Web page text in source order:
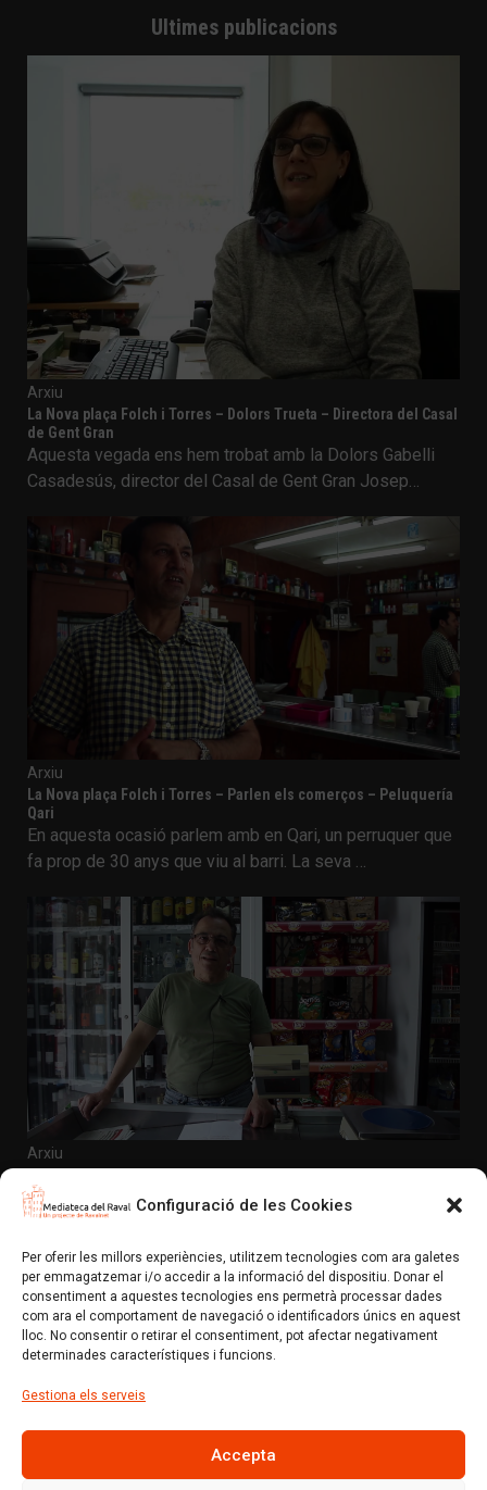
Configuració de les Cookies
Per oferir les millors experiències, utilitzem tecnologies com ara galetes
per emmagatzemar i/o accedir a la informació del dispositiu. Donar el
consentiment a aquestes tecnologies ens permetrà processar dades
com ara el comportament de navegació o identificadors únics en aquest
lloc. No consentir o retirar el consentiment, pot afectar negativament
determinades característiques i funcions.
Gestiona els serveis
Accepta
Ultimes publicacions
Arxiu
La Nova plaça Folch i Torres – Dolors Trueta – Directora del Casal
de Gent Gran
Aquesta vegada ens hem trobat amb la Dolors Gabelli
Casadesús, director del Casal de Gent Gran Josep…
Arxiu
La Nova plaça Folch i Torres – Parlen els comerços – Peluquería
Qari
En aquesta ocasió parlem amb en Qari, un perruquer que
fa prop de 30 anys que viu al barri. La seva …
Arxiu
Autoservicios Muñoz
En aquesta ocasió parlem amb Paco Muñoz, propietari
Mediateca del Raval (Un projecte de colectic.coop)
Avís Legal
Política de privacitat i normes d’ús
Política de xarxes socials
Política de cookies (EU)
Amb el suport de: